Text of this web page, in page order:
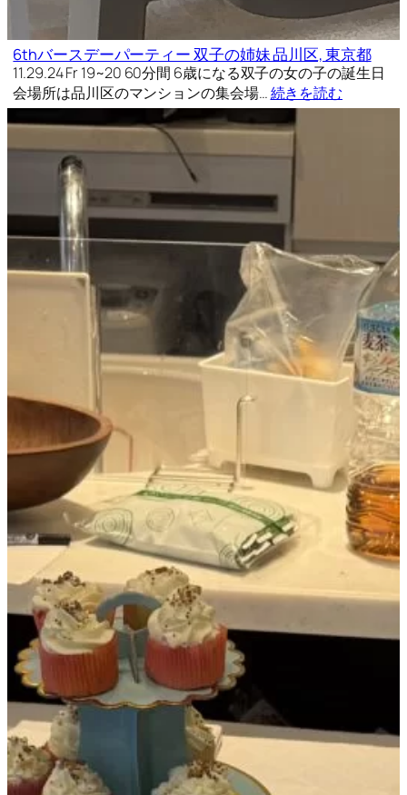
6thバースデーパーティー 双子の姉妹 品川区, 東京都
11.29.24 Fr 19~20 60分間 6歳になる双子の女の子の誕生日
会場所は品川区のマンションの集会場…続きを読む